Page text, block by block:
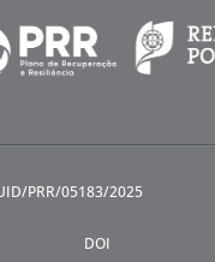
PRR/05183/2025
DOI